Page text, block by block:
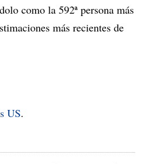
como la 592ª persona más
más recientes de
US.